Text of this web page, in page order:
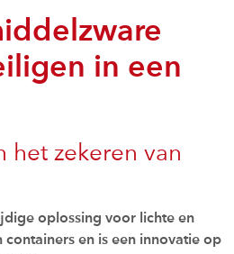
in een
het zekeren van
oplossing voor lichte en
en is een innovatie op